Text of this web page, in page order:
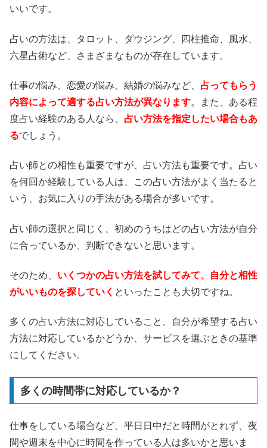
いいです。
占いの方法は、タロット、ダウジング、四柱推命、風水、
六星占術など、さまざまなものが存在しています。
仕事の悩み、恋愛の悩み、結婚の悩みなど、 占ってもらう
内容によって適する占い方法が異なります。また、ある程
度占い経験のある人なら、 占い方法を指定したい場合もあ
るでしょう。
占い師との相性も重要ですが、占い方法も重要です。占い
を何回か経験している人は、この占い方法がよく当たると
いう、お気に入りの手法がある場合が多いです。
占い師の選択と同じく、初めのうちはどの占い方法が自分
に合っているか、判断できないと思います。
そのため、 いくつかの占い方法を試してみて、自分と相性
がいいものを探していく といったことも大切ですね。
多くの占い方法に対応していること、自分が希望する占い
方法に対応しているかどうか、サービスを選ぶときの基準
にしてください。
多くの時間帯に対応しているか？
仕事をしている場合など、平日日中だと時間がとれず、夜
間や週末を中心に時間を作っている人は多いかと思いま